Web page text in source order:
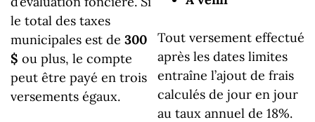
le total des taxes
municipales est de 300
$ ou plus, le compte
peut être payé en trois
versements égaux.
Tout versement effectué
après les dates limites
entraîne l’ajout de frais
calculés de jour en jour
au taux annuel de 18%.